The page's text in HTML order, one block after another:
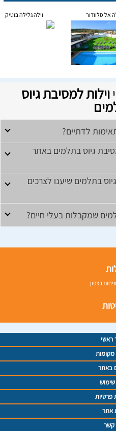
אל סלוודור וילה גלילה בוטיק
וילות למסיבת גיוס
לדתיים?
גיוס בתלמים באתר
בתלמים שיענו לצרכים
שמקבלות בעלי חיים?
בצפון
ראשי
באתר
פרטיות
אתר
קשר